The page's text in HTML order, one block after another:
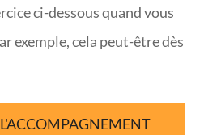
ci-dessous quand vous
exemple, cela peut-être dès